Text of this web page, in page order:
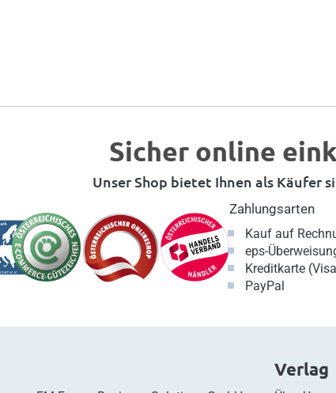
Sicher online
Unser Shop bietet Ihnen als Käufer
Zahlungsarten
Kauf auf
eps-
Kreditkarte
PayPal
Verlag